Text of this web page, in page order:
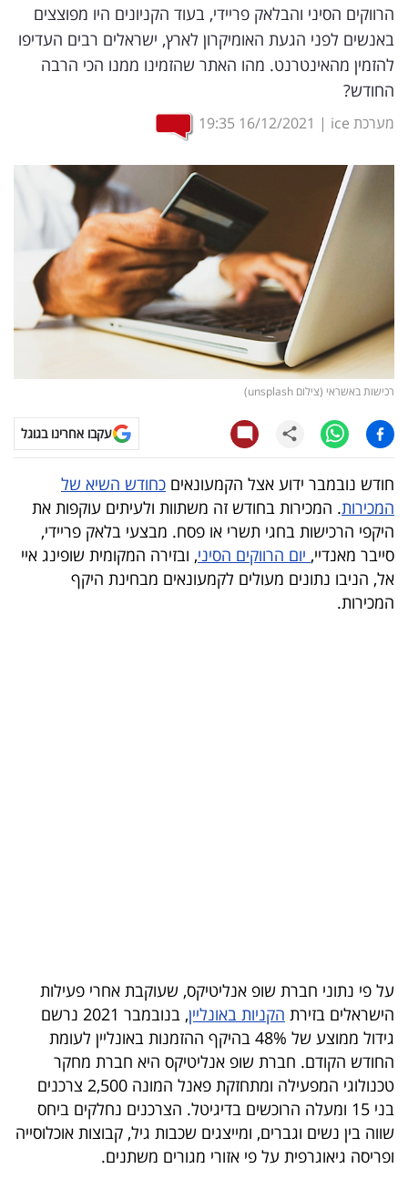
שיווק
ופרסום
משפט
ומחקרים
קריפטו
ויראלי
עסקי
ספורט
קריירה
ולימודים
מינויים
הכלכלי
פודקאסט
40
UNDER
40
הרווקים הסיני והבלאק פריידי, בעוד הקניונים היו מפוצצים
באנשים לפני הגעת האומיקרון לארץ, ישראלים רבים העדיפו
להזמין מהאינטרנט. מהו האתר שהזמינו ממנו הכי הרבה
החודש?
מערכת ice |
16/12/2021
19:35
רכישות באשראי (צילום unsplash)
עקבו אחרינו בגוגל
חודש נובמבר ידוע אצל הקמעונאים כחודש השיא של
המכירות. המכירות בחודש זה משתוות ולעיתים עוקפות את
היקפי הרכישות בחגי תשרי או פסח. מבצעי בלאק פריידי,
סייבר מאנדיי, יום הרווקים הסיני, ובזירה המקומית שופינג איי
אל, הניבו נתונים מעולים לקמעונאים מבחינת היקף
המכירות.
על פי נתוני חברת שופ אנליטיקס, שעוקבת אחרי פעילות
הישראלים בזירת הקניות באונליין
, בנובמבר 2021 נרשם
גידול ממוצע של 48% בהיקף ההזמנות באונליין לעומת
החודש הקודם. חברת שופ אנליטיקס היא חברת מחקר
טכנולוגי המפעילה ומתחזקת פאנל המונה 2,500 צרכנים
בני 15 ומעלה הרוכשים בדיגיטל. הצרכנים נחלקים ביחס
שווה בין נשים וגברים, ומייצגים שכבות גיל, קבוצות אוכלוסייה
ופריסה גיאוגרפית על פי אזורי מגורים משתנים.